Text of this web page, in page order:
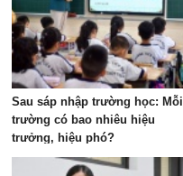
Sau sáp nhập trường học: Mỗi
trường có bao nhiêu hiệu
trưởng, hiệu phó?